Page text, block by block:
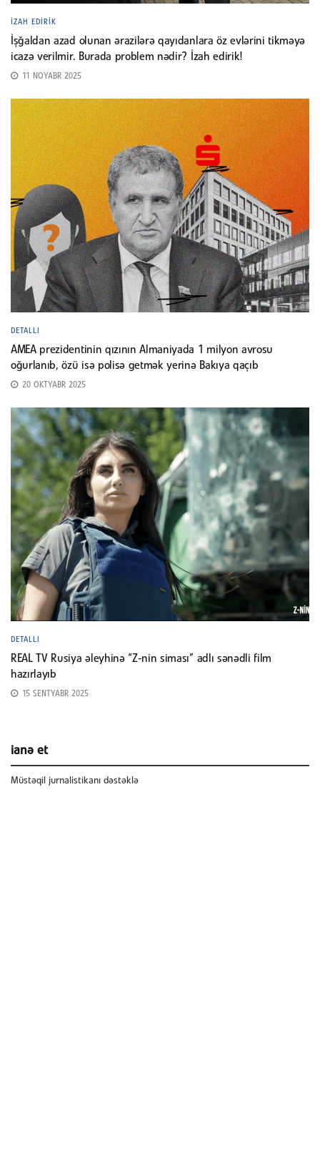
İZAH EDIRIK
İşğaldan azad olunan ərazilərə qayıdanlara öz evlərini tikməyə
icazə verilmir. Burada problem nədir? İzah edirik!
11 NOYABR 2025
DETALLI
AMEA prezidentinin qızının Almaniyada 1 milyon avrosu
oğurlanıb, özü isə polisə getmək yerinə Bakıya qaçıb
20 OKTYABR 2025
DETALLI
REAL TV Rusiya əleyhinə “Z-nin siması” adlı sənədli film
hazırlayıb
15 SENTYABR 2025
ianə et
Müstəqil jurnalistikanı dəstəklə